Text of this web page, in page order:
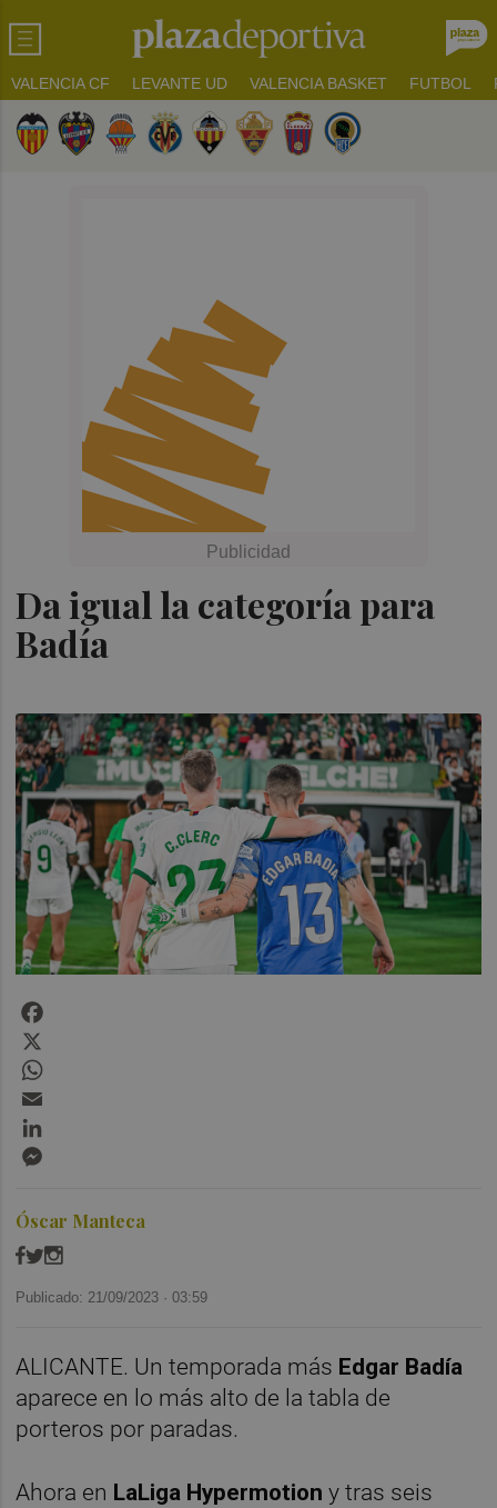
VALENCIA CF LEVANTE UD VALENCIA BASKET FUTBOL
Da igual la categoría para
Badía
Óscar Manteca
Publicado: 21/09/2023 ·03:59
ALICANTE. Un temporada más Edgar Badía
aparece en lo más alto de la tabla de
porteros por paradas.
Ahora en LaLiga Hypermotiony tras seis